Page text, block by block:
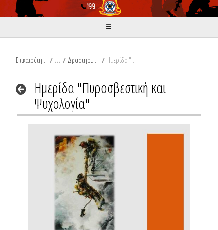
Επικαιρότητα / Δραστηριότητες / Ημερίδα "Πυροσβεστική και Ψυχολογία"
Ημερίδα "Πυροσβεστική και
Ψυχολογία"